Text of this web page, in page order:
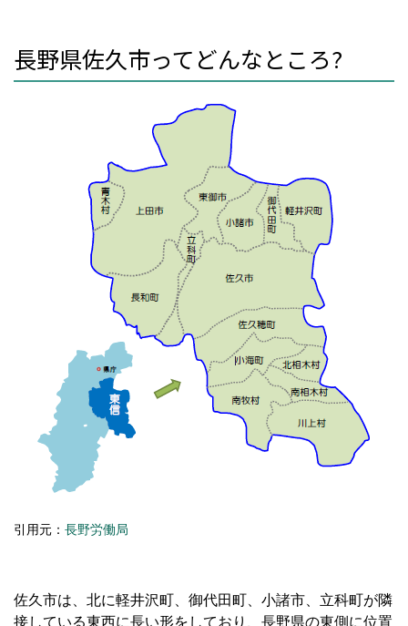
長野県佐久市ってどんなところ?
引用元： 長野労働局
佐久市は、北に軽井沢町、御代田町、小諸市、立科町が隣
接している東西に長い形をしており、長野県の東側に位置